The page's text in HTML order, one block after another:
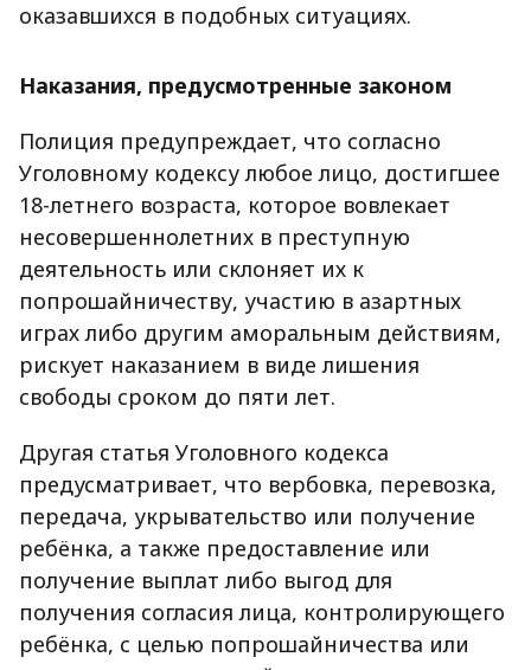
оказавшихся в подобных ситуациях.
Наказания, предусмотренные законом
Полиция предупреждает, что согласно
Уголовному кодексу любое лицо, достигшее
18-летнего возраста, которое вовлекает
несовершеннолетних в преступную
деятельность или склоняет их к
попрошайничеству, участию в азартных
играх либо другим аморальным действиям,
рискует наказанием в виде лишения
свободы сроком до пяти лет.
Другая статья Уголовного кодекса
предусматривает, что вербовка, перевозка,
передача, укрывательство или получение
ребёнка, а также предоставление или
получение выплат либо выгод для
получения согласия лица, контролирующего
ребёнка, с целью попрошайничества или